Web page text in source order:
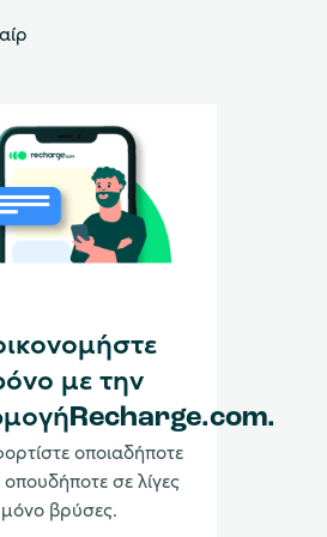
με την
οποιαδήποτε
σε λίγες
μόνο βρύσες.